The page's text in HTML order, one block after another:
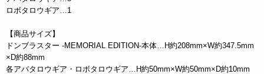
ロボタロウギア…1
【商品サイズ】
ドンブラスター -MEMORIAL EDITION-本体…H約208mm×W約347.5mm
×D約88mm
各アバタロウギア・ロボタロウギア…H約50mm×W約50mm×D約10mm